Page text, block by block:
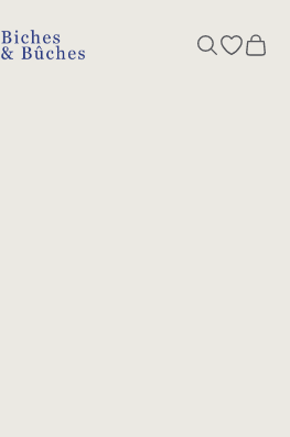
BichesetBuches
SearchOpen
Cart